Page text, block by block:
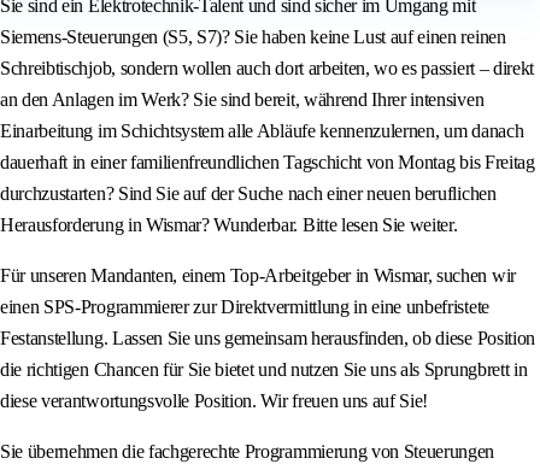
Sie sind ein Elektrotechnik-Talent und sind sicher im Umgang mit
Siemens-Steuerungen (S5, S7)? Sie haben keine Lust auf einen reinen
Schreibtischjob, sondern wollen auch dort arbeiten, wo es passiert – direkt
an den Anlagen im Werk? Sie sind bereit, während Ihrer intensiven
Einarbeitung im Schichtsystem alle Abläufe kennenzulernen, um danach
dauerhaft in einer familienfreundlichen Tagschicht von Montag bis Freitag
durchzustarten? Sind Sie auf der Suche nach einer neuen beruflichen
Herausforderung in Wismar? Wunderbar. Bitte lesen Sie weiter.
Für unseren Mandanten, einem Top-Arbeitgeber in Wismar, suchen wir
einen SPS-Programmierer zur Direktvermittlung in eine unbefristete
Festanstellung. Lassen Sie uns gemeinsam herausfinden, ob diese Position
die richtigen Chancen für Sie bietet und nutzen Sie uns als Sprungbrett in
diese verantwortungsvolle Position. Wir freuen uns auf Sie!
Sie übernehmen die fachgerechte Programmierung von Steuerungen